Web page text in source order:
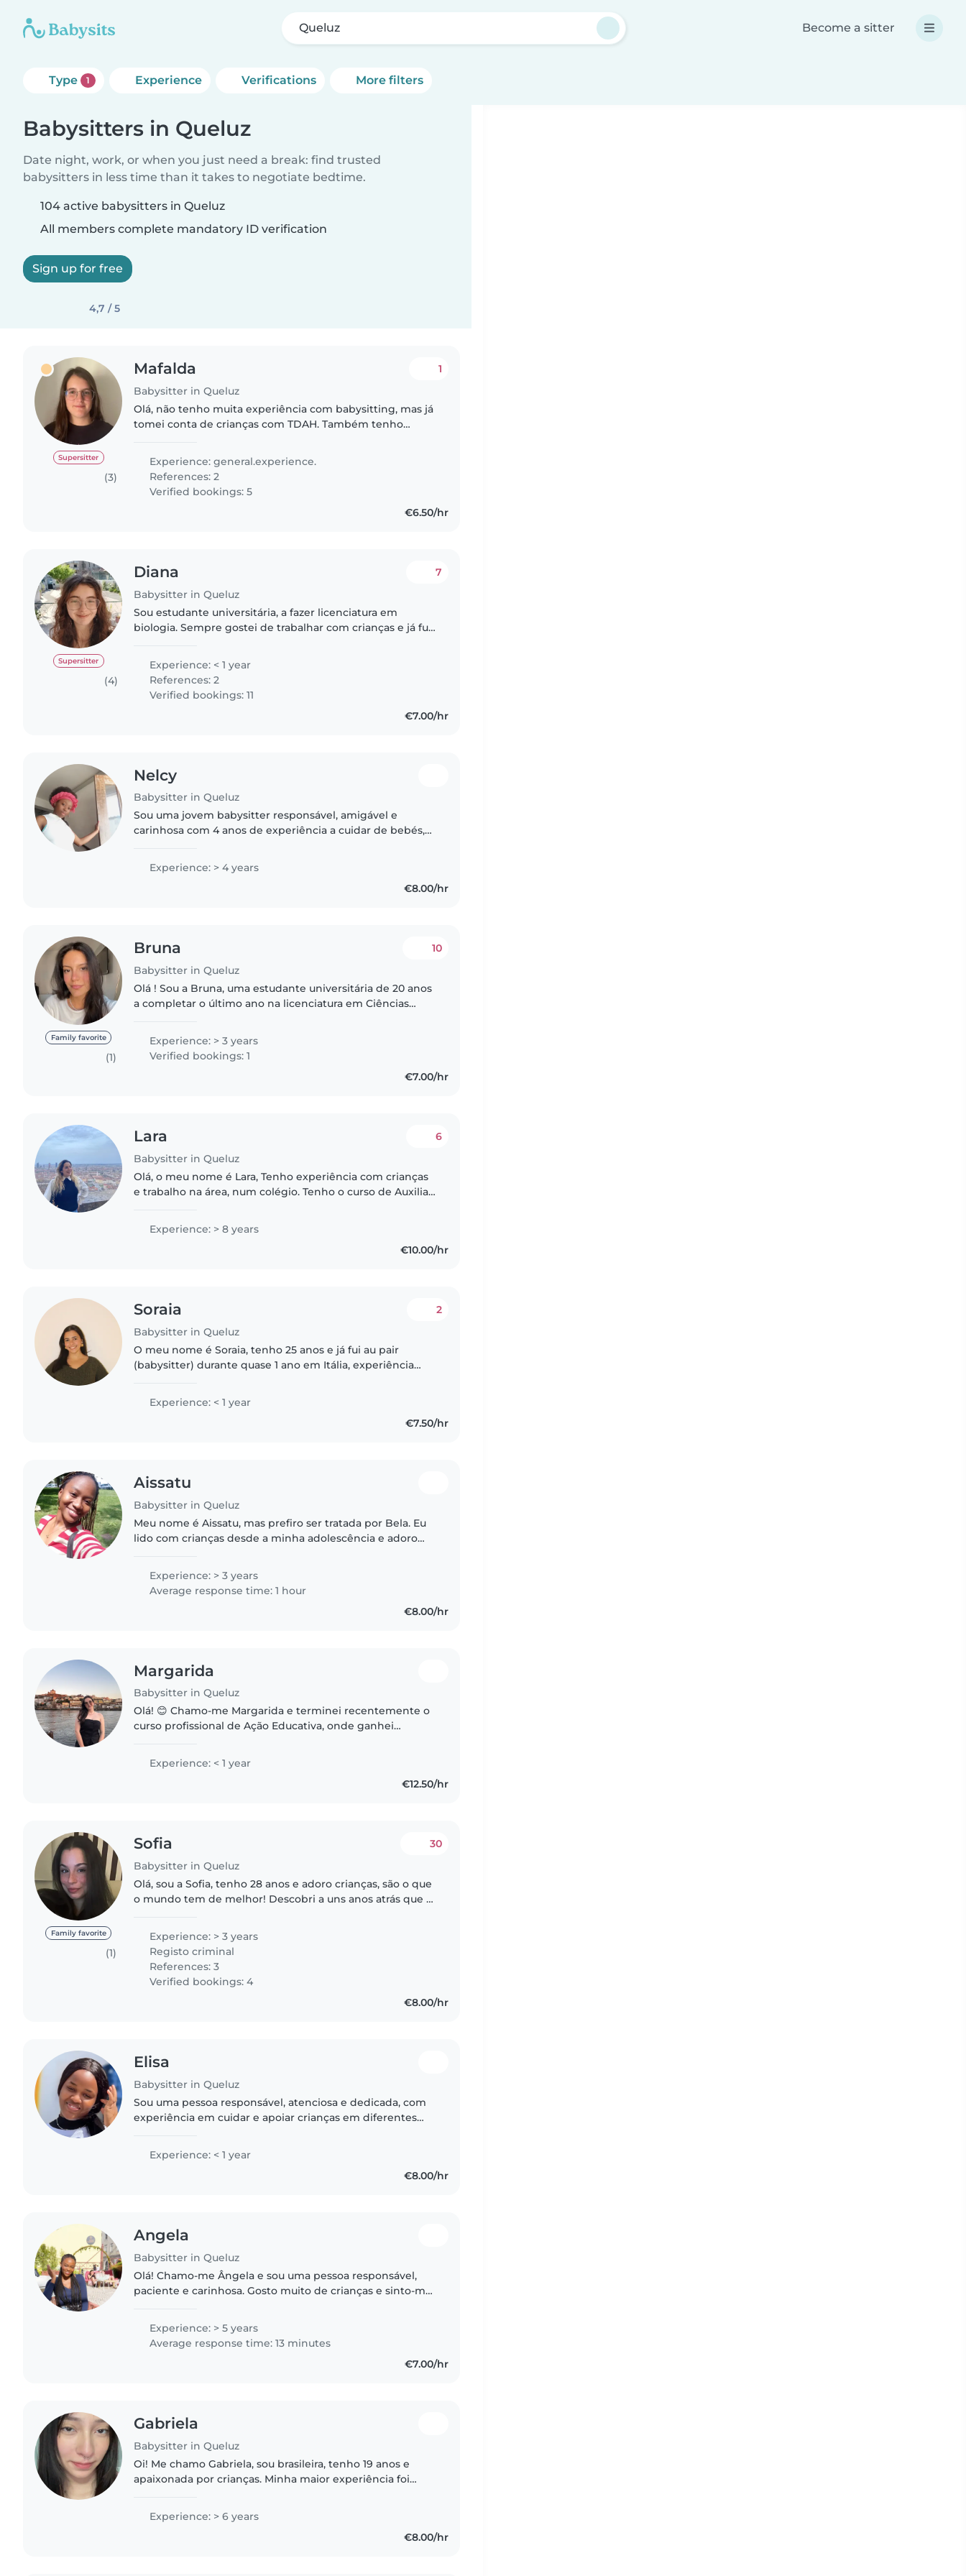
Queluz Become a sitter
Type 1 Experience Verifications More filters
Babysitters in Queluz
Date night, work, or when you just need a break: find trusted
babysitters in less time than it takes to negotiate bedtime.
104 active babysitters in Queluz
All members complete mandatory ID verification
Sign up for free
4,7 / 5
Supersitter
(3)
Mafalda
Babysitter in Queluz
1
Olá, não tenho muita experiência com babysitting, mas já
tomei conta de crianças com TDAH. Também tenho
tenho 3 sobrinhos (3 anos..
Experience: general.experience.
References: 2
Verified bookings: 5
€6.50/hr
Supersitter
(4)
Diana
Babysitter in Queluz
7
Sou estudante universitária, a fazer licenciatura em
biologia. Sempre gostei de trabalhar com crianças e já fui
Experience: < 1 year
References: 2
Verified bookings: 11
€7.00/hr
Nelcy
Babysitter in Queluz
Sou uma jovem babysitter responsável, amigável e
carinhosa com 4 anos de experiência a cuidar de bebés,
creche. Adoro desenhar,..
Experience: > 4 years
€8.00/hr
Family favorite
(1)
Bruna
Babysitter in Queluz
10
Olá ! Sou a Bruna, uma estudante universitária de 20 anos
a completar o último ano na licenciatura em Ciências
propósito de..
Experience: > 3 years
Verified bookings: 1
€7.00/hr
Lara
Babysitter in Queluz
6
Olá, o meu nome é Lara, Tenho experiência com crianças
e trabalho na área, num colégio. Tenho o curso de Auxiliar
10 anos. Já..
Experience: > 8 years
€10.00/hr
Soraia
Babysitter in Queluz
2
O meu nome é Soraia, tenho 25 anos e já fui au pair
(babysitter) durante quase 1 ano em Itália, experiência
adora crianças. Tenho..
Experience: < 1 year
€7.50/hr
Aissatu
Babysitter in Queluz
Meu nome é Aissatu, mas prefiro ser tratada por Bela. Eu
lido com crianças desde a minha adolescência e adoro
Experience: > 3 years
Average response time: 1 hour
€8.00/hr
Margarida
Babysitter in Queluz
Olá! 😊 Chamo-me Margarida e terminei recentemente o
curso profissional de Ação Educativa, onde ganhei
Tenho prática no acompanhamento..
Experience: < 1 year
€12.50/hr
Family favorite
(1)
Sofia
Babysitter in Queluz
30
Olá, sou a Sofia, tenho 28 anos e adoro crianças, são o que
o mundo tem de melhor! Descobri a uns anos atrás que é
tenho o curso..
Experience: > 3 years
Registo criminal
References: 3
Verified bookings: 4
€8.00/hr
Elisa
Babysitter in Queluz
Sou uma pessoa responsável, atenciosa e dedicada, com
experiência em cuidar e apoiar crianças em diferentes
lúdicas, garantindo sempre..
Experience: < 1 year
€8.00/hr
Angela
Babysitter in Queluz
Olá! Chamo-me Ângela e sou uma pessoa responsável,
paciente e carinhosa. Gosto muito de crianças e sinto-me
ambiente seguro, calmo e..
Experience: > 5 years
Average response time: 13 minutes
€7.00/hr
Gabriela
Babysitter in Queluz
Oi! Me chamo Gabriela, sou brasileira, tenho 19 anos e
apaixonada por crianças. Minha maior experiência foi
Experience: > 6 years
€8.00/hr